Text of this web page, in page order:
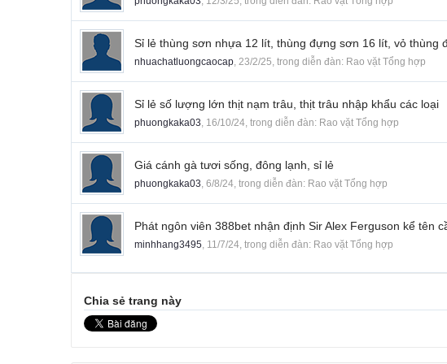
Sỉ lẻ thùng sơn nhựa 12 lít, thùng đựng sơn 16 lít, vỏ thùng
nhuachatluongcaocap, 23/2/25, trong diễn đàn: Rao vặt Tổng hợp
Sỉ lẻ số lượng lớn thịt nạm trâu, thịt trâu nhập khẩu các loại
phuongkaka03, 16/10/24, trong diễn đàn: Rao vặt Tổng hợp
Giá cánh gà tươi sống, đông lạnh, sỉ lẻ
phuongkaka03, 6/8/24, trong diễn đàn: Rao vặt Tổng hợp
Phát ngôn viên 388bet nhận định Sir Alex Ferguson kể tên
minhhang3495, 11/7/24, trong diễn đàn: Rao vặt Tổng hợp
Chia sẻ trang này